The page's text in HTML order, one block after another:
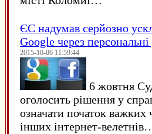
ЄC надумав серйозно
Google через персональні
2015-10-06 11:59:44
6 жовтня
оголосить рішення у
означати початок важких
інших інтернет-